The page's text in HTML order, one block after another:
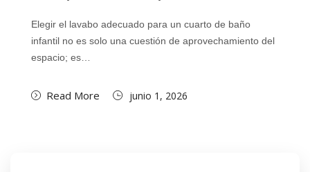
Elegir el lavabo adecuado para un cuarto de baño
infantil no es solo una cuestión de aprovechamiento del
espacio; es…
Read More junio 1, 2026